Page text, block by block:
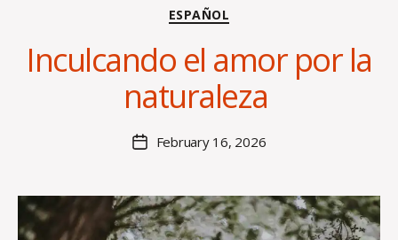
Categories
ESPAÑOL
Inculcando el amor por la
naturaleza
author
y
H
al
e
B
s
e
PostFebruary 16, 2026